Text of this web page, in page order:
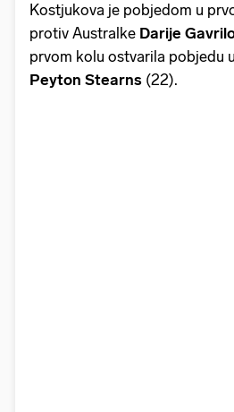
Kostjukova je pobjedom u
protiv Australke Darije
prvom kolu ostvarila pobjedu
Peyton Stearns (22).